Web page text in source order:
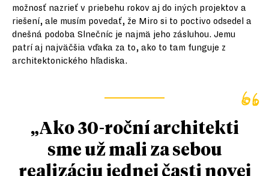
možnosť nazrieť v priebehu rokov aj do iných projektov a
riešení, ale musím povedať, že Miro si to poctivo odsedel a
dnešná podoba Slnečníc je najmä jeho zásluhou. Jemu
patrí aj najväčšia vďaka za to, ako to tam funguje z
architektonického hľadiska.
„Ako 30-roční architekti
sme už mali za sebou
realizáciu jednej časti novej